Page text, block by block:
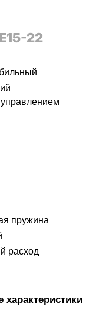
22
управлением
пружина
расход